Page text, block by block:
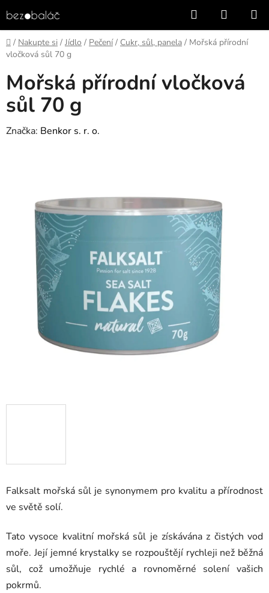
na
obsah
Hledat
KOŠÍK
Domů
/ Nakupte si / Jídlo / Pečení / Cukr, sůl, panela / Mořská přírodní
vločková sůl 70 g
Falksalt mořská sůl je synonymem pro kvalitu a přírodnost
ve světě solí.
Tato vysoce kvalitní mořská sůl je získávána z čistých vod
moře. Její jemné krystalky se rozpouštějí rychleji než běžná
sůl, což umožňuje rychlé a rovnoměrné solení vašich
pokrmů.
Mořská přírodní vločková
sůl 70 g
Značka: Benkor s. r. o.